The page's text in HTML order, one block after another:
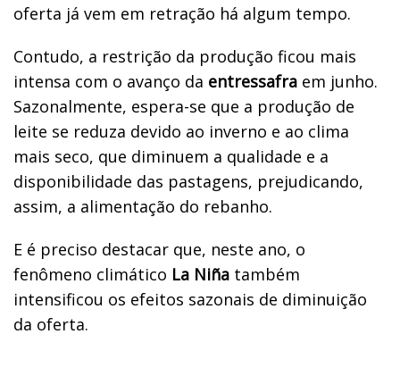
oferta já vem em retração há algum tempo.
Contudo, a restrição da produção ficou mais
intensa com o avanço da entressafra em junho.
Sazonalmente, espera-se que a produção de
leite se reduza devido ao inverno e ao clima
mais seco, que diminuem a qualidade e a
disponibilidade das pastagens, prejudicando,
assim, a alimentação do rebanho.
E é preciso destacar que, neste ano, o
fenômeno climático La Niña também
intensificou os efeitos sazonais de diminuição
da oferta.